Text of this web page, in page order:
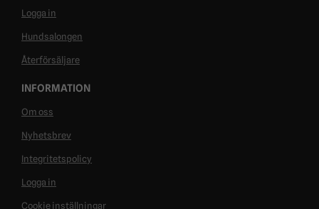
Logga in
Hundsalongen
Återförsäljare
INFORMATION
Om oss
Nyhetsbrev
Integritetspolicy
Logga in
Cookie inställningar